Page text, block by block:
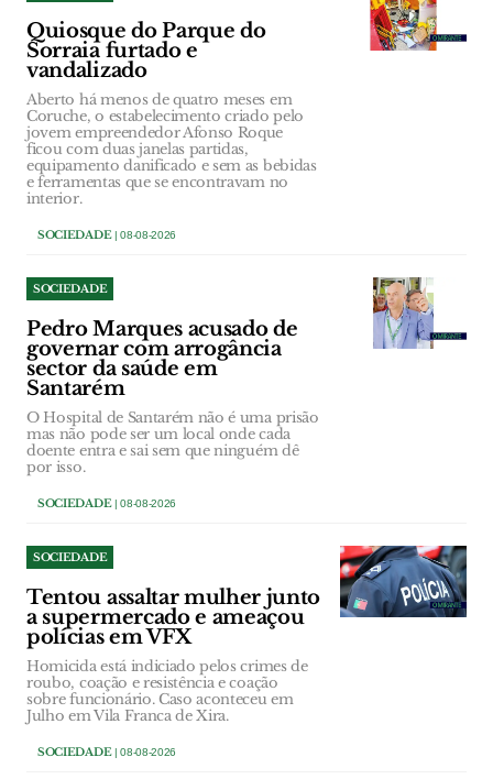
Quiosque do Parque do
Sorraia furtado e
vandalizado
Aberto há menos de quatro meses em
Coruche, o estabelecimento criado pelo
jovem empreendedor Afonso Roque
ficou com duas janelas partidas,
equipamento danificado e sem as bebidas
e ferramentas que se encontravam no
interior.
SOCIEDADE| 08-08-2026
SOCIEDADE
Pedro Marques acusado de
governar com arrogância
sector da saúde em
Santarém
O Hospital de Santarém não é uma prisão
mas não pode ser um local onde cada
doente entra e sai sem que ninguém dê
por isso.
SOCIEDADE| 08-08-2026
SOCIEDADE
Tentou assaltar mulher junto
a supermercado e ameaçou
polícias em VFX
Homicida está indiciado pelos crimes de
roubo, coação e resistência e coação
sobre funcionário. Caso aconteceu em
Julho em Vila Franca de Xira.
SOCIEDADE| 08-08-2026